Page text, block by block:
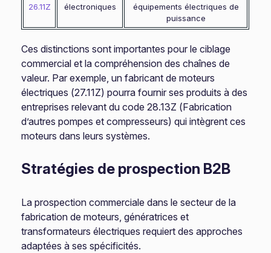
26.11Z
électroniques
équipements électriques de
puissance
Ces distinctions sont importantes pour le ciblage
commercial et la compréhension des chaînes de
valeur. Par exemple, un fabricant de moteurs
électriques (27.11Z) pourra fournir ses produits à des
entreprises relevant du code 28.13Z (Fabrication
d’autres pompes et compresseurs) qui intègrent ces
moteurs dans leurs systèmes.
Stratégies de prospection B2B
La prospection commerciale dans le secteur de la
fabrication de moteurs, génératrices et
transformateurs électriques requiert des approches
adaptées à ses spécificités.